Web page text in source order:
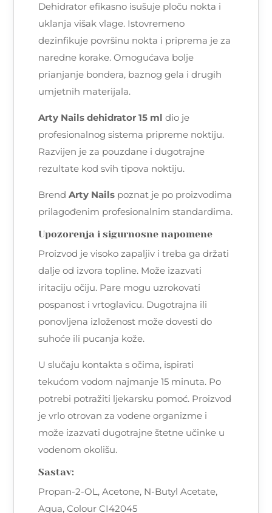
Dehidrator efikasno isušuje ploču nokta i
uklanja višak vlage. Istovremeno
dezinfikuje površinu nokta i priprema je za
naredne korake. Omogućava bolje
prianjanje bondera, baznog gela i drugih
umjetnih materijala.
Arty Nails dehidrator 15 ml dio je
profesionalnog sistema pripreme noktiju.
Razvijen je za pouzdane i dugotrajne
rezultate kod svih tipova noktiju.
BrendArty Nails poznat je po proizvodima
prilagođenim profesionalnim standardima.
Upozorenja i sigurnosne napomene
Proizvod je visoko zapaljiv i treba ga držati
dalje od izvora topline. Može izazvati
iritaciju očiju. Pare mogu uzrokovati
pospanost i vrtoglavicu. Dugotrajna ili
ponovljena izloženost može dovesti do
suhoće ili pucanja kože.
U slučaju kontakta s očima, ispirati
tekućom vodom najmanje 15 minuta. Po
potrebi potražiti ljekarsku pomoć. Proizvod
je vrlo otrovan za vodene organizme i
može izazvati dugotrajne štetne učinke u
vodenom okolišu.
Sastav:
Propan-2-OL, Acetone, N-Butyl Acetate,
Aqua, Colour CI42045